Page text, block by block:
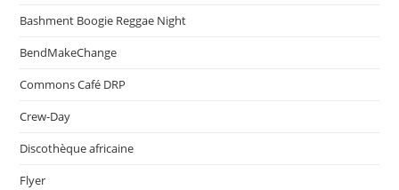
Bashment Boogie Reggae Night
BendMakeChange
Commons Café DRP
Crew-Day
Discothèque africaine
Flyer